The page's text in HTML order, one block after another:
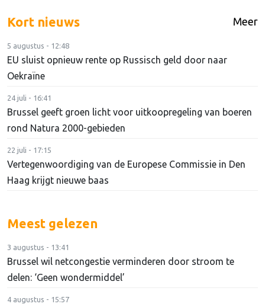
Kort nieuws Meer
5 augustus - 12:48
EU sluist opnieuw rente op Russisch geld door naar
Oekraïne
24 juli - 16:41
Brussel geeft groen licht voor uitkoopregeling van boeren
rond Natura 2000-gebieden
22 juli - 17:15
Vertegenwoordiging van de Europese Commissie in Den
Haag krijgt nieuwe baas
Meest gelezen
3 augustus - 13:41
Brussel wil netcongestie verminderen door stroom te
delen: ‘Geen wondermiddel’
4 augustus - 15:57